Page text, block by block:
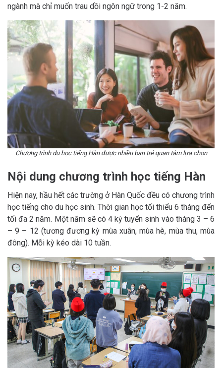
ngành mà chỉ muốn trau dồi ngôn ngữ trong 1-2 năm.
Chương trình du học tiếng Hàn được nhiều bạn trẻ quan tâm lựa chọn
Nội dung chương trình học tiếng Hàn
Hiện nay, hầu hết các trường ở Hàn Quốc đều có chương trình
học tiếng cho du học sinh. Thời gian học tối thiểu 6 tháng đến
tối đa 2 năm. Một năm sẽ có 4 kỳ tuyển sinh vào tháng 3 – 6
– 9 – 12 (tương đương kỳ mùa xuân, mùa hè, mùa thu, mùa
đông). Mỗi kỳ kéo dài 10 tuần.